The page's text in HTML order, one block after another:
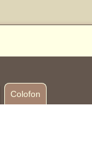
Colofon